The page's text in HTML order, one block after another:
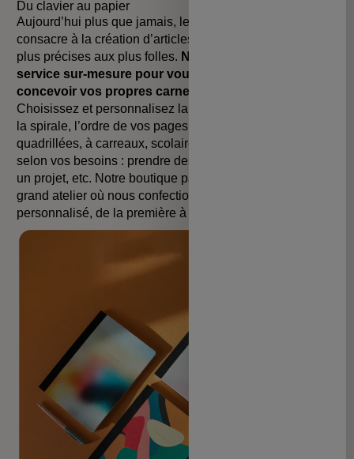
Du clavier au papier
Aujourd’hui plus que jamais, le studio Papier Tigre se
consacre à la création d’articles pour vos envies, des
plus précises aux plus folles. Nous proposons un
service sur-mesure pour vous permettre de
concevoir vos propres carnets personnalisés
Choisissez et personnalisez la couverture, la couleur de
la spirale, l’ordre de vos pages (vierges, pointillées,
quadrillées, à carreaux, scolaires) et tous les détails
selon vos besoins : prendre des notes, dessiner, monter
un projet, etc. Notre boutique parisienne accueille un
grand atelier où nous confectionnons chaque carnet
personnalisé, de la première à la dernière page.